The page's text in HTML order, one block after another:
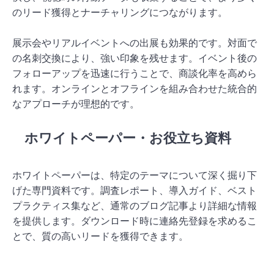
のリード獲得とナーチャリングにつながります。
展示会やリアルイベントへの出展も効果的です。対面で
の名刺交換により、強い印象を残せます。イベント後の
フォローアップを迅速に行うことで、商談化率を高めら
れます。オンラインとオフラインを組み合わせた統合的
なアプローチが理想的です。
ホワイトペーパー・お役立ち資料
ホワイトペーパーは、特定のテーマについて深く掘り下
げた専門資料です。調査レポート、導入ガイド、ベスト
プラクティス集など、通常のブログ記事より詳細な情報
を提供します。ダウンロード時に連絡先登録を求めるこ
とで、質の高いリードを獲得できます。